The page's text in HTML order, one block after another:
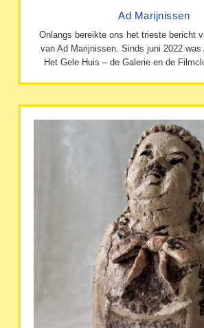
Ad Marijnissen
Onlangs bereikte ons het trieste bericht
van Ad Marijnissen. Sinds juni 2022 was
Het Gele Huis – de Galerie en de